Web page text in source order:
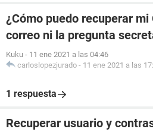
¿Cómo puedo recuperar mi
correo ni la pregunta
Kuku - 11 ene 2021 a las 04:46
carloslopezjurado - 11 ene 2021 a las
1 respuesta
Recuperar usuario y